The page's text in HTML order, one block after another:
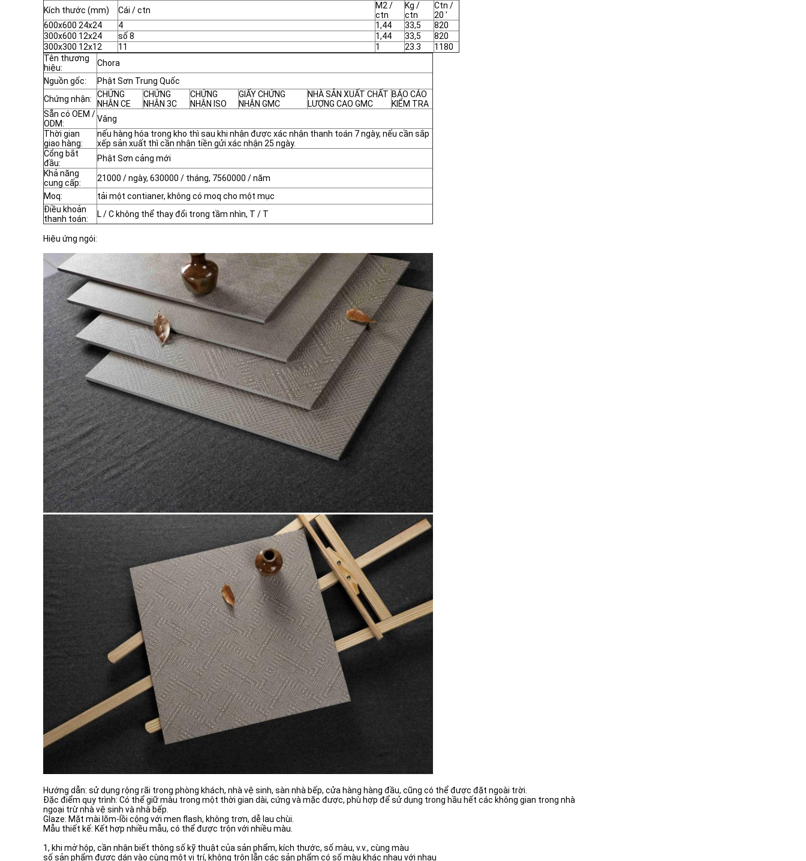
Kích thước (mm)
Cái / ctn
M2 /
ctn
Kg /
ctn
Ctn /
20 '
600x600 24x24
4 1,44 33,5
820
300x600 12x24
số 8 1,44 33,5
820
300x300 12x12
11 1 23.3
1180
Tên thương
hiệu:
Chora
Nguồn gốc:
Phật Sơn Trung Quốc
Chứng nhận:
CHỨNG
NHẬN CE
CHỨNG
NHẬN 3C
CHỨNG
NHẬN ISO
GIẤY CHỨNG
NHẬN GMC
NHÀ SẢN XUẤT CHẤT
LƯỢNG CAO GMC
BÁO CÁO
KIỂM TRA
Sẵn có OEM /
ODM:
Vâng
Thời gian
giao hàng:
nếu hàng hóa trong kho thì sau khi nhận được xác nhận thanh toán 7 ngày, nếu cần sắp
xếp sản xuất thì cần nhận tiền gửi xác nhận 25 ngày.
Cổng bắt
đầu:
Phật Sơn cảng mới
Khả năng
cung cấp:
21000 / ngày, 630000 / tháng, 7560000 / năm
Moq:
tải một contianer, không có moq cho một mục
Điều khoản
thanh toán:
L / C không thể thay đổi trong tầm nhìn, T / T
Hiệu ứng ngói:
Hướng dẫn: sử dụng rộng rãi trong phòng khách, nhà vệ sinh, sàn nhà bếp, cửa hàng hàng đầu, cũng có thể được đặt ngoài trời.
Đặc điểm quy trình: Có thể giữ màu trong một thời gian dài, cứng và mặc được, phù hợp để sử dụng trong hầu hết các không gian trong nhà
ngoại trừ nhà vệ sinh và nhà bếp.
Glaze: Mặt mài lõm-lồi cộng với men flash, không trơn, dễ lau chùi.
Mẫu thiết kế: Kết hợp nhiều mẫu, có thể được trộn với nhiều màu.
1, khi mở hộp, cần nhận biết thông số kỹ thuật của sản phẩm, kích thước, số màu, v.v., cùng màu
số sản phẩm được dán vào cùng một vị trí, không trộn lẫn các sản phẩm có số màu khác nhau với nhau